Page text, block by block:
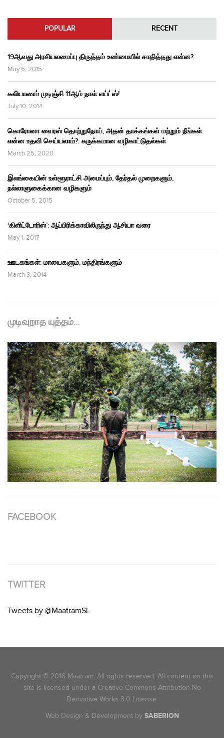
POPULAR RECENT
19ஆவது அரசியலமைப்பு திருத்தம் உண்மையில் சாதித்தது என்ன?
May 6, 2015
கலியாணம் முடிஞ்சி 11ஆம் நாள் எய்ட்ஸ்!
July 10, 2014
கொரோனா வைரஸ் தொற்றுநோய், அதன் தாக்கங்கள் மற்றும் நீங்கள்
என்ன உதவி செய்யலாம்?: சுருக்கமான வழிகாட்டுதல்கள்
March 25, 2020
இலங்கையின் உள்ளூராட்சி அமைப்பும், தேர்தல் முறைகளும்,
நல்லாளுகைக்கான வழிகளும்
October 5, 2015
‘கிளிட்டோரிஸ்’: ஆப்பிரிக்காவிலிருந்து ஆசியா வரை
May 1, 2017
ஊடகங்கள்: மாயைகளும், மந்திரங்களும்
March 3, 2014
முடிவுறாத யுத்தம்…
FACEBOOK
TWITTER
Tweets by @MaatramSL
Copyright © 2016 Maatram. All rights reserved. All content on this
site is licensed under a Creative Commons Attribution-No
Derivative Works 3.0 License.
Web Design & Development by SABERION